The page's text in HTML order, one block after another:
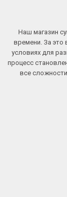
Наш магазин
времени. За это
условиях для
процесс
все